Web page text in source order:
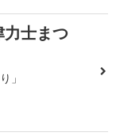
士まつ
」